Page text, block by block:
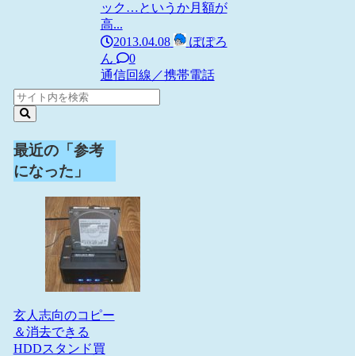
ック…というか月額が
高...
2013.04.08
ぽぽろ
ん
0
通信回線／携帯電話
最近の「参考
になった」
玄人志向のコピー
＆消去できる
HDDスタンド買